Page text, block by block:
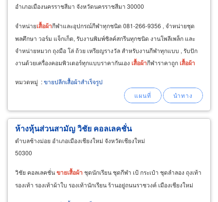
อำเภอเมืองนครราชสีมา จังหวัดนครราชสีมา 30000
จำหน่ายเสื้อผ้ากีฬาและอุปกรณ์กีฬาทุกชนิด 081-266-9356 , จำหน่ายชุด
พลศึกษา วอร์ม แจ็กเก็ต, รับงานพิมพ์ซิลค์สกรีนทุกชนิด งานโพลีเพล็ก และ
จำหน่ายหมวก ถุงมือ โล่ ถ้วย เหรียญรางวัล สำหรับงานกีฬาทุกแบบ , รับปัก
งานด้วยเครื่องคอมพิวเตอร์ทุกแบบราคากันเอง เสื้อผ้ากีฬาราคาถูก เสื้อผ้า
หมวดหมู่ :ขายปลีกเสื้อผ้าสำเร็จรูป
ห้างหุ้นส่วนสามัญ วิชัย คอลเลคชั่น
ตำบลช้างม่อย อำเภอเมืองเชียงใหม่ จังหวัดเชียงใหม่
50300
วิชัย คอลเลคชั่นขายเสื้อผ้า ชุดนักเรียน ชุดกีฬา เป้ กระเป๋า ชุดลำลอง ถุงเท้า
รองเท้า รองเท้าผ้าใบ รองเท้านักเรียน ร้านอยู่ถนนราชวงค์ เมืองเชียงใหม่